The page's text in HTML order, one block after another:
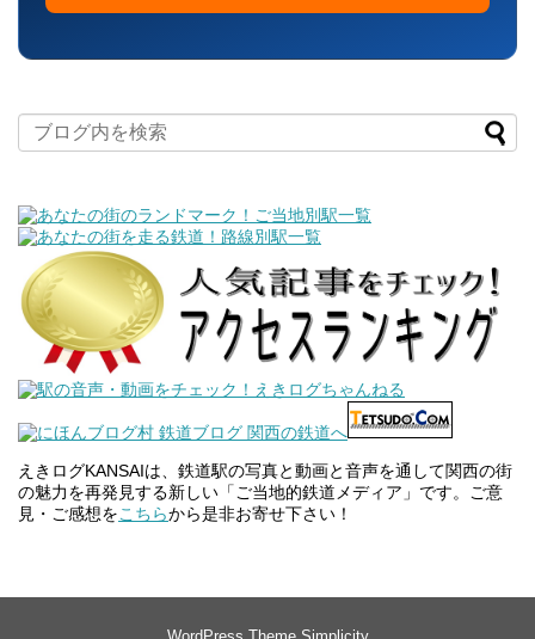
えきログKANSAIは、鉄道駅の写真と動画と音声を通して関西の街
の魅力を再発見する新しい「ご当地的鉄道メディア」です。ご意
見・ご感想をこちらから是非お寄せ下さい！